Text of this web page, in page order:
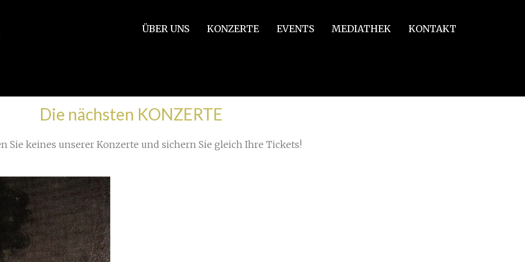
ÜBER UNS KONZERTE EVENTS MEDIATHEK KONTAKT
Die nächsten KONZERTE
Sie keines unserer Konzerte und sichern Sie gleich Ihre Tickets!